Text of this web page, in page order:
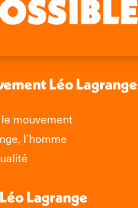
LinkedIn
s'ouvre
une
fenêtre
Instagram
s'ouvre
une
nouvelle
fenêtreLéo Lagrange
mouvement
l’homme
Lagrange